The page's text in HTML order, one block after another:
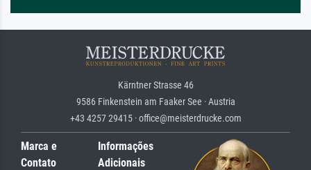
Kärntner Strasse 46
9586 Finkenstein am Faaker See · Austria
+43 4257 29415 · office@meisterdrucke.com
Marca e
Contato
Informações
Adicionais